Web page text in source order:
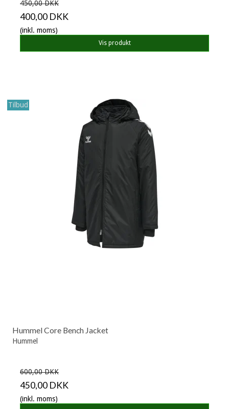
450,00 DKK
400,00 DKK
(inkl. moms)
Vis produkt
Tilbud
Hummel Core Bench Jacket
Hummel
600,00 DKK
450,00 DKK
(inkl. moms)